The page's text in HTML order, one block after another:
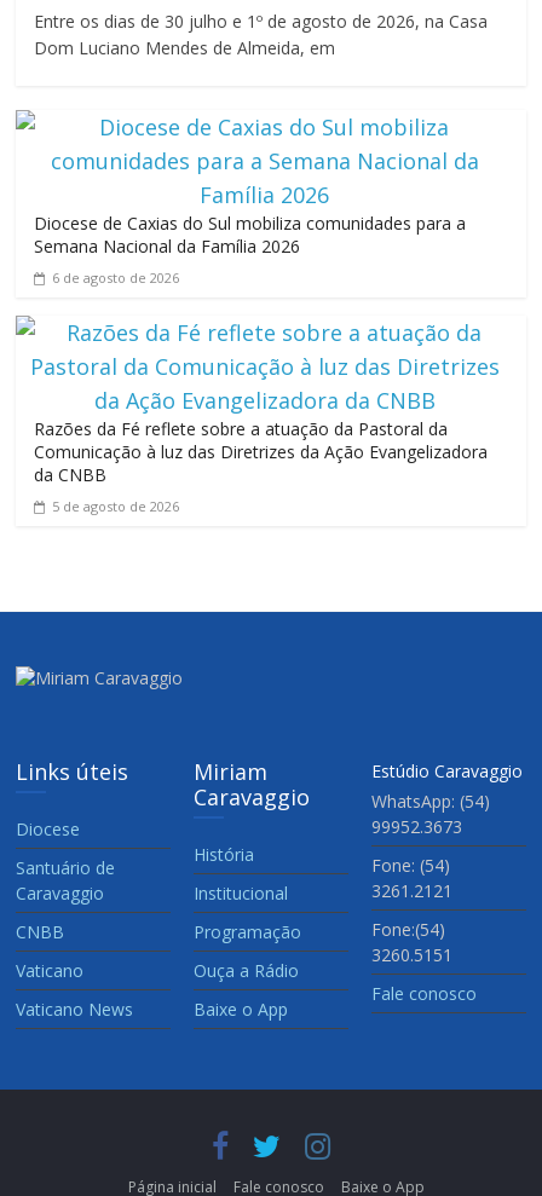
Entre os dias de 30 julho e 1º de agosto de 2026, na Casa
Dom Luciano Mendes de Almeida, em
Diocese de Caxias do Sul mobiliza comunidades para a
Semana Nacional da Família 2026
6 de agosto de 2026
Razões da Fé reflete sobre a atuação da Pastoral da
Comunicação à luz das Diretrizes da Ação Evangelizadora
da CNBB
5 de agosto de 2026
Links úteis
Diocese
Santuário de
Caravaggio
CNBB
Vaticano
Vaticano News
Miriam
Caravaggio
História
Institucional
Programação
Ouça a Rádio
Baixe o App
Estúdio Caravaggio
WhatsApp: (54)
99952.3673
Fone: (54)
3261.2121
Fone:(54)
3260.5151
Fale conosco
Página inicial Fale conosco Baixe o App